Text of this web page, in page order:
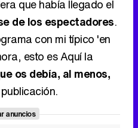
que había llegado el
de los espectadores.
con mi típico 'en
esto es Aquí la
os debía, al menos,
anuncios